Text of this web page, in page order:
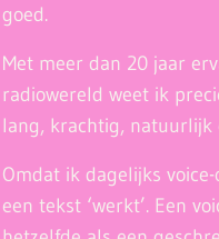
goed.
Met meer dan 20 jaar
radiowereld weet ik
lang, krachtig, natuurlijk
Omdat ik dagelijks
een tekst ‘werkt’. Een